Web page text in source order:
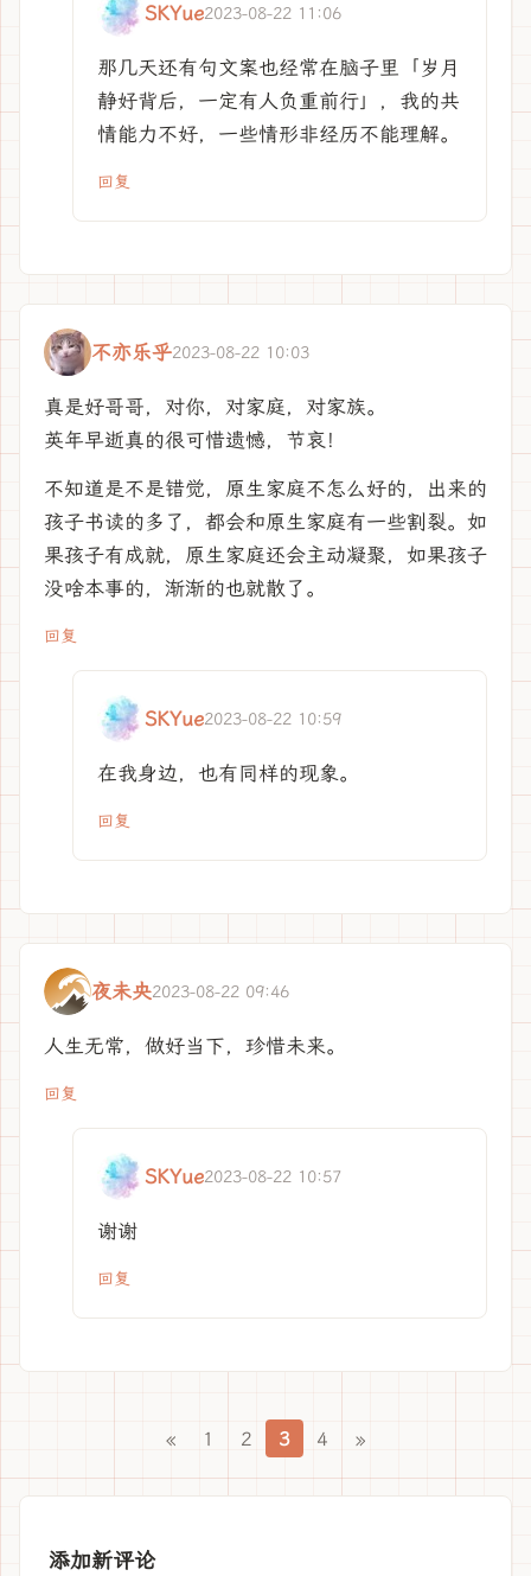
SKYue2023-08-22 11:06
那几天还有句文案也经常在脑子里「岁月
静好背后，一定有人负重前行」，我的共
情能力不好，一些情形非经历不能理解。
回复
不亦乐乎2023-08-22 10:03
真是好哥哥，对你，对家庭，对家族。
英年早逝真的很可惜遗憾，节哀！
不知道是不是错觉，原生家庭不怎么好的，出来的
孩子书读的多了，都会和原生家庭有一些割裂。如
果孩子有成就，原生家庭还会主动凝聚，如果孩子
没啥本事的，渐渐的也就散了。
回复
SKYue2023-08-22 10:59
在我身边，也有同样的现象。
回复
夜未央2023-08-22 09:46
人生无常，做好当下，珍惜未来。
回复
SKYue2023-08-22 10:57
谢谢
回复
« 1 2 3 4 »
添加新评论